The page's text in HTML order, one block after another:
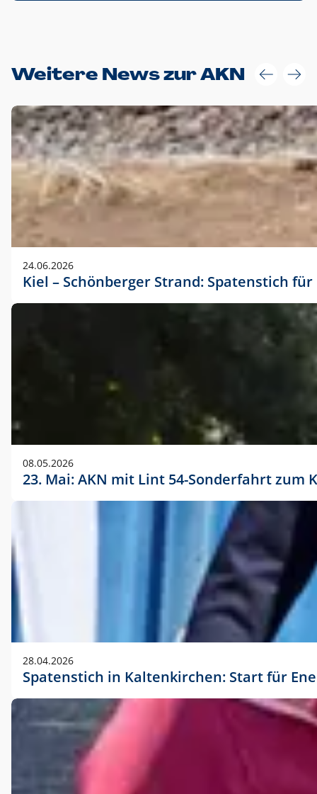
Weitere News zur AKN
24.06.2026
Kiel – Schönberger Strand: Spatenstich
08.05.2026
23. Mai: AKN mit Lint 54-Sonderfahrt
28.04.2026
Spatenstich in Kaltenkirchen: Start für